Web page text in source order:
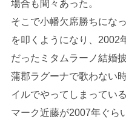
場合も間々あった。
そこで小幡欠席勝ちにな
を叩くようになり、2002
だったミタムラーノ結婚
蒲郡ラグーナで歌わない
イルでやってしまっている
マーク近藤が2007年ぐら